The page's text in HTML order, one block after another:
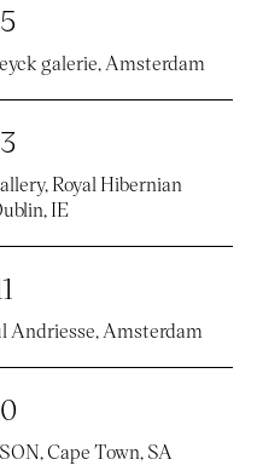
galerie, Amsterdam
Royal Hibernian
IE
Andriesse, Amsterdam
Cape Town, SA